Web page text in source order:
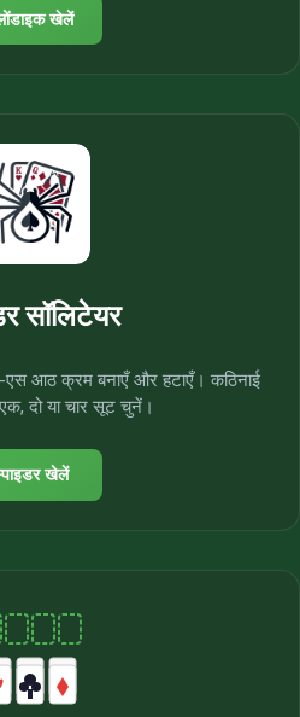
खेलें
सॉलिटेयर
आठ क्रम बनाएँ और हटाएँ। कठिनाई
दो या चार सूट चुनें।
खेलें